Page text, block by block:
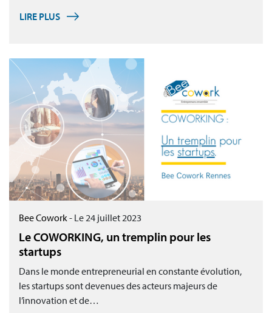
LIRE PLUS
Bee Cowork- Le 24 juillet 2023
Le COWORKING, un tremplin pour les
startups
Dans le monde entrepreneurial en constante évolution,
les startups sont devenues des acteurs majeurs de
l’innovation et de…